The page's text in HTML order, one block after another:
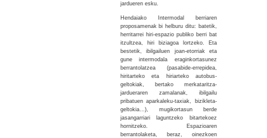
jardueren esku.
Hendaiako Intermodal berriaren
proposamenak bi helburu ditu: batetik,
herritarrei hiri-espazio publiko berri bat
itzultzea, hiri biziagoa lortzeko. Eta
bestetik, ibilgailuen joan-etorriak eta
gune intermodala eraginkortasunez
berrantolatzea (pasabide-errepidea,
hiritarteko eta hiriarteko autobus-
geltokiak, bertako merkataritza-
jardueraren zamalanak, ibilgailu
pribatuen aparkaleku-taxiak, bizikleta-
geltokia…), mugikortasun berde
jasangarriari laguntzeko bitartekoez
hornitzeko. Espazioaren
berrantolaketa, beraz, oinezkoen